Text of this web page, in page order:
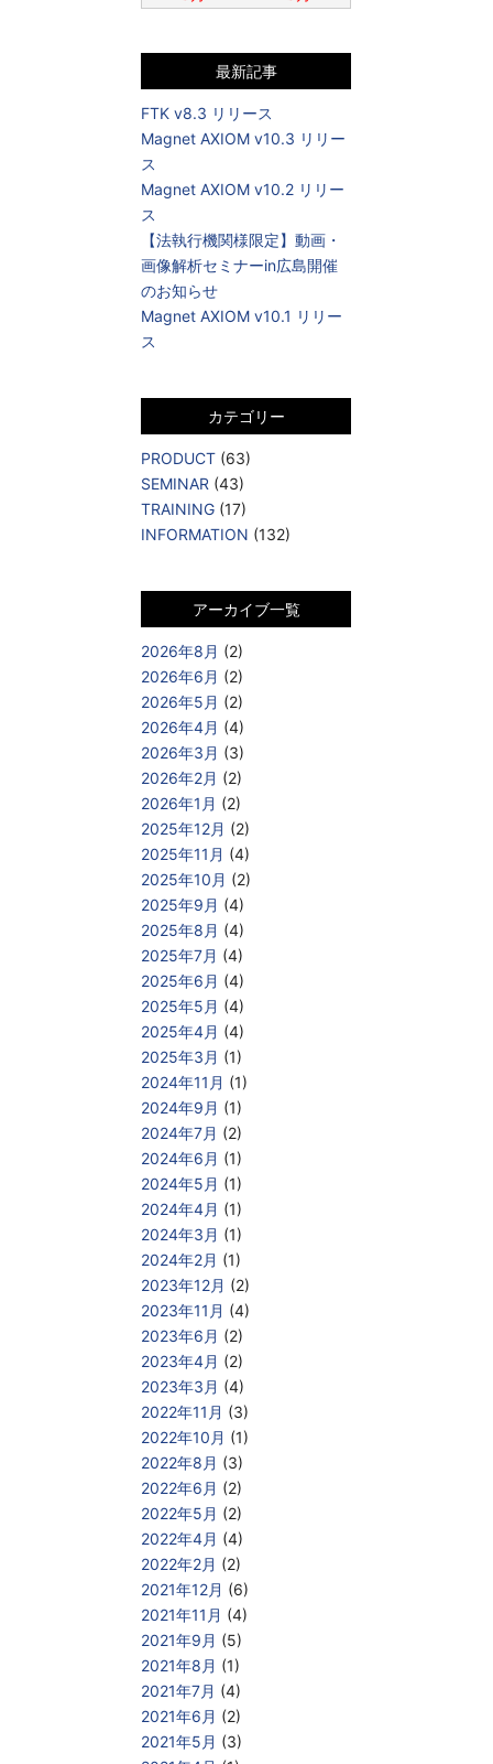
最新記事
FTK v8.3 リリース
Magnet AXIOM v10.3 リリー
ス
Magnet AXIOM v10.2 リリー
ス
【法執行機関様限定】動画・
画像解析セミナーin広島開催
のお知らせ
Magnet AXIOM v10.1 リリー
ス
カテゴリー
PRODUCT (63)
SEMINAR (43)
TRAINING (17)
INFORMATION (132)
アーカイブ一覧
2026年8月 (2)
2026年6月 (2)
2026年5月 (2)
2026年4月 (4)
2026年3月 (3)
2026年2月 (2)
2026年1月 (2)
2025年12月 (2)
2025年11月 (4)
2025年10月 (2)
2025年9月 (4)
2025年8月 (4)
2025年7月 (4)
2025年6月 (4)
2025年5月 (4)
2025年4月 (4)
2025年3月 (1)
2024年11月 (1)
2024年9月 (1)
2024年7月 (2)
2024年6月 (1)
2024年5月 (1)
2024年4月 (1)
2024年3月 (1)
2024年2月 (1)
2023年12月 (2)
2023年11月 (4)
2023年6月 (2)
2023年4月 (2)
2023年3月 (4)
2022年11月 (3)
2022年10月 (1)
2022年8月 (3)
2022年6月 (2)
2022年5月 (2)
2022年4月 (4)
2022年2月 (2)
2021年12月 (6)
2021年11月 (4)
2021年9月 (5)
2021年8月 (1)
2021年7月 (4)
2021年6月 (2)
2021年5月 (3)